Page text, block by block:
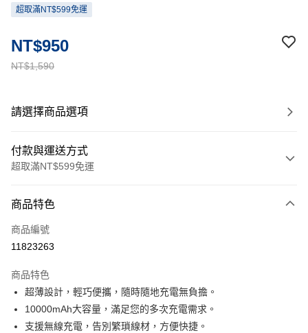
超取滿NT$599免運
NT$1,590
NT$950
請選擇商品選項
付款與運送方式
超取滿NT$599免運
信用卡一次付款
超商取貨付款
Apple Pay
街口支付
商品特色
商品編號
11823263
商品特色
超薄設計，輕巧便攜，隨時隨地充電無負擔。
10000mAh大容量，滿足您的多次充電需求。
支援無線充電，告別繁瑣線材，方便快捷。